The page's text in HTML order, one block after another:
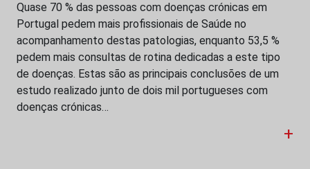
Quase 70 % das pessoas com doenças crónicas em
Portugal pedem mais profissionais de Saúde no
acompanhamento destas patologias, enquanto 53,5 %
pedem mais consultas de rotina dedicadas a este tipo
de doenças. Estas são as principais conclusões de um
estudo realizado junto de dois mil portugueses com
doenças crónicas…
+